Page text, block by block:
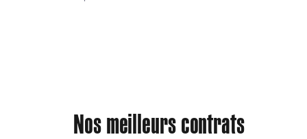
Nos meilleurs contrats